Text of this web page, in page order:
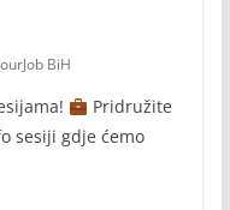
BiH
Pridružite
sesiji gdje ćemo